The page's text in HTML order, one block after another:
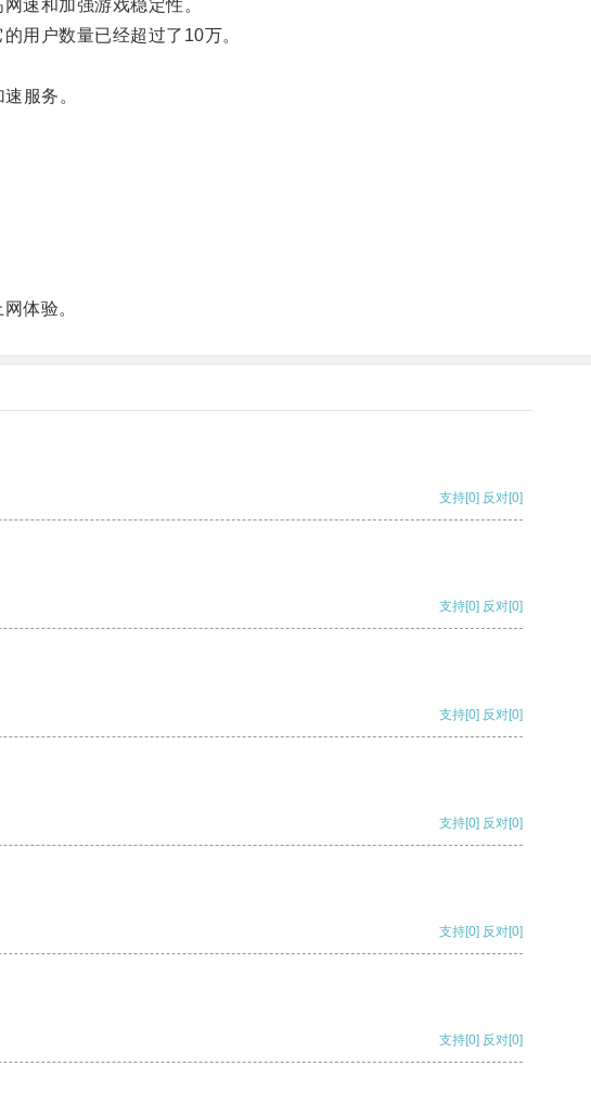
速和加强游戏稳定性。
用户数量已经超过了10万。
服务。
体验。
支持[0] 反对[0]
支持[0] 反对[0]
支持[0] 反对[0]
支持[0] 反对[0]
支持[0] 反对[0]
支持[0] 反对[0]